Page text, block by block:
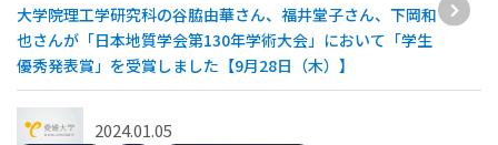
大学院理工学研究科の谷脇由華さん、福井堂子さん、下岡和
也さんが「日本地質学会第130年学術大会」において「学生
優秀発表賞」を受賞しました【9月28日（木）】
2024.01.05